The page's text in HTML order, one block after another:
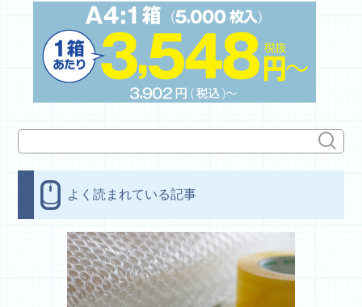
よく読まれている記事